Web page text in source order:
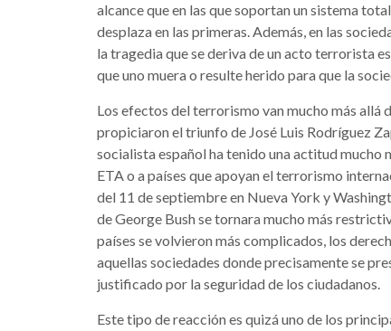
alcance que en las que soportan un sistema
desplaza en las primeras. Además, en las
la tragedia que se deriva de un acto terrorista
que uno muera o resulte herido para que la
Los efectos del terrorismo van mucho más allá
propiciaron el triunfo de José Luis Rodríguez
socialista español ha tenido una actitud mucho
ETA o a países que apoyan el terrorismo
del 11 de septiembre en Nueva York y
de George Bush se tornara mucho más
países se volvieron más complicados, los
aquellas sociedades donde precisamente se
justificado por la seguridad de los ciudadanos.
Este tipo de reacción es quizá uno de los